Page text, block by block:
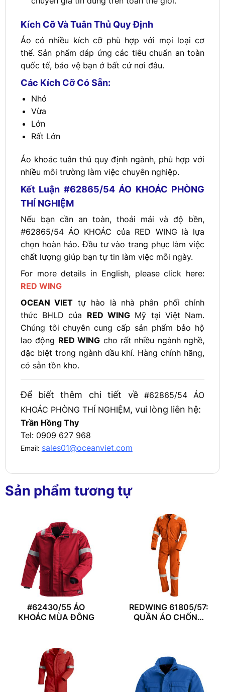
Kích Cỡ Và Tuân Thủ Quy Định
Áo có nhiều kích cỡ phù hợp với mọi loại cơ
thể. Sản phẩm đáp ứng các tiêu chuẩn an toàn
quốc tế, bảo vệ bạn ở bất cứ nơi đâu.
Các Kích Cỡ Có Sẵn:
Nhỏ
Vừa
Lớn
Rất Lớn
Áo khoác tuân thủ quy định ngành, phù hợp với
nhiều môi trường làm việc chuyên nghiệp.
Kết Luận #62865/54 ÁO KHOÁC PHÒNG
THÍ NGHIỆM
Nếu bạn cần an toàn, thoải mái và độ bền,
#62865/54 ÁO KHOÁC của RED WING là lựa
chọn hoàn hảo. Đầu tư vào trang phục làm việc
chất lượng giúp bạn tự tin làm việc mỗi ngày.
For more details in English, please click here:
RED WING
OCEAN VIET tự hào là nhà phân phối chính
thức BHLD của RED WING Mỹ tại Việt Nam.
Chúng tôi chuyên cung cấp sản phẩm bảo hộ
lao động RED WING cho rất nhiều ngành nghề,
đặc biệt trong ngành dầu khí. Hàng chính hãng,
có sẵn tồn kho.
Để biết thêm chi tiết về #62865/54 ÁO
KHOÁC PHÒNG THÍ NGHIỆM, vui lòng liên hệ:
Trần Hồng Thy
Tel: 0909 627 968
Email: sales01@oceanviet.com
Sản phẩm tương tự
#62430/55 ÁO
KHOÁC MÙA ĐÔNG
REDWING 61805/57:
QUẦN ÁO CHỐNG